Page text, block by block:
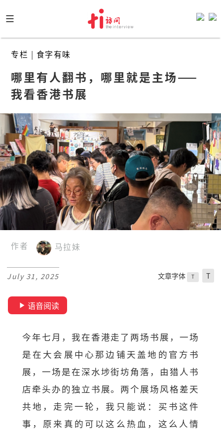
to
content
专栏 | 食字有味
哪里有人翻书，哪里就是主场——
我看香港书展
作者 马拉妹
July 31, 2025 文章字体 T T
语音阅读
今年七月，我在香港走了两场书展，一场
是在大会展中心那边铺天盖地的官方书
展，一场是在深水埗街坊角落，由猎人书
店牵头办的独立书展。两个展场风格差天
共地，走完一轮，我只能说：买书这件
事，原来真的可以这么热血，这么人情